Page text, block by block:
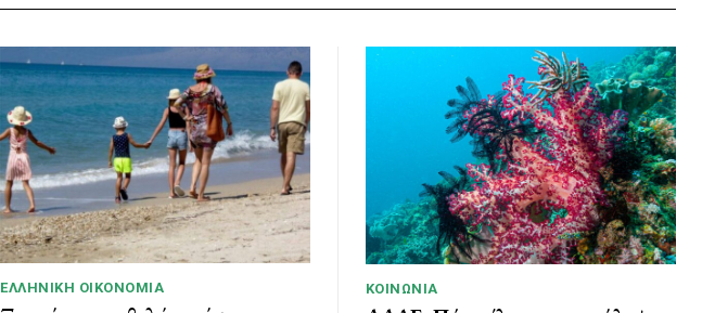
ΕΛΛΗΝΙΚΉ ΟΙΚΟΝΟΜΊΑ ΚΟΙΝΩΝΊΑ